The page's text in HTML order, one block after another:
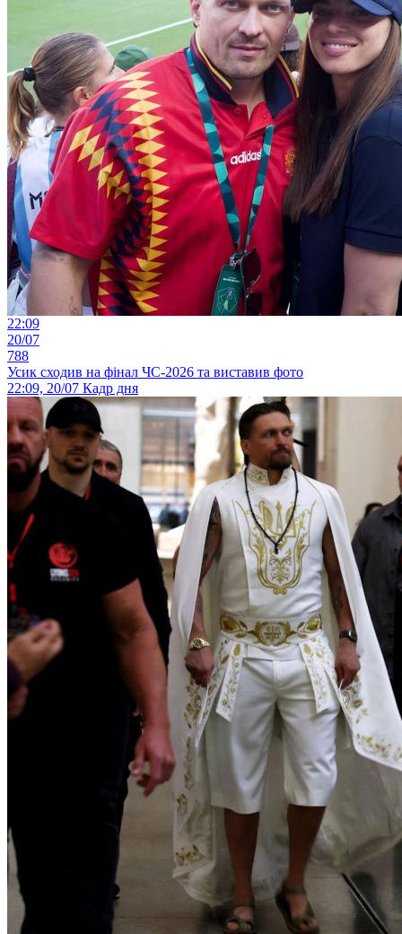
22:09
20/07
788
Усик сходив на фінал ЧС-2026 та виставив фото
22:09, 20/07 Кадр дня